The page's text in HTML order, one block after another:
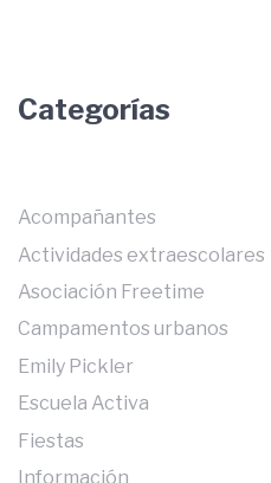
Categorías
Acompañantes
Actividades extraescolares
Asociación Freetime
Campamentos urbanos
Emily Pickler
Escuela Activa
Fiestas
Información